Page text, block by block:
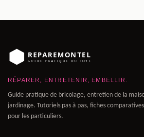
RÉPARER, ENTRETENIR, EMBELLIR.
Guide pratique de bricolage, entretien de la
jardinage. Tutoriels pas à pas, fiches
pour les particuliers.